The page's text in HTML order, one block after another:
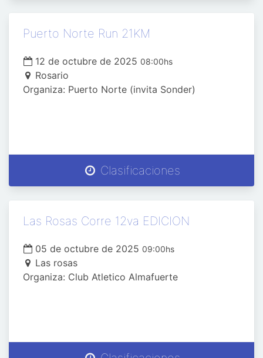
Puerto Norte Run 21KM
12 de octubre de 2025 08:00hs
Rosario
Organiza: Puerto Norte (invita Sonder)
Clasificaciones
Las Rosas Corre 12va EDICION
05 de octubre de 2025 09:00hs
Las rosas
Organiza: Club Atletico Almafuerte